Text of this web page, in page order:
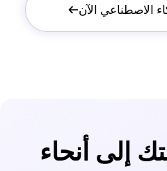
الاصطناعي الآن
إلى أنحاء